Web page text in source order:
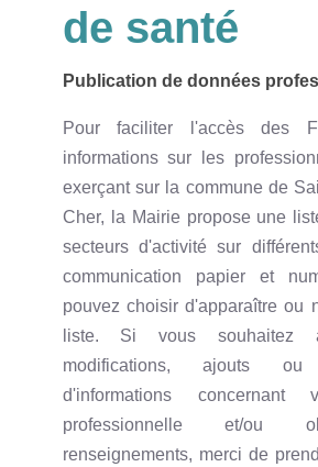
de santé
Publication de données
Pour faciliter l'accès des
informations sur les
exerçant sur la commune de
Cher, la Mairie propose une
secteurs d'activité sur
communication papier et
pouvez choisir d'apparaître ou
liste. Si vous souhaitez
modifications, ajouts ou
d'informations concernant
professionnelle et/ou
renseignements, merci de